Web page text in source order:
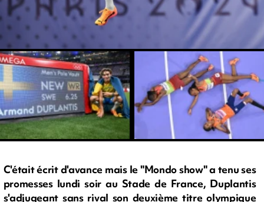
C'était écrit d'avance mais le "Mondo show" a tenu ses
promesses lundi soir au Stade de France, Duplantis
s'adjugeant sans rival son deuxième titre olympique